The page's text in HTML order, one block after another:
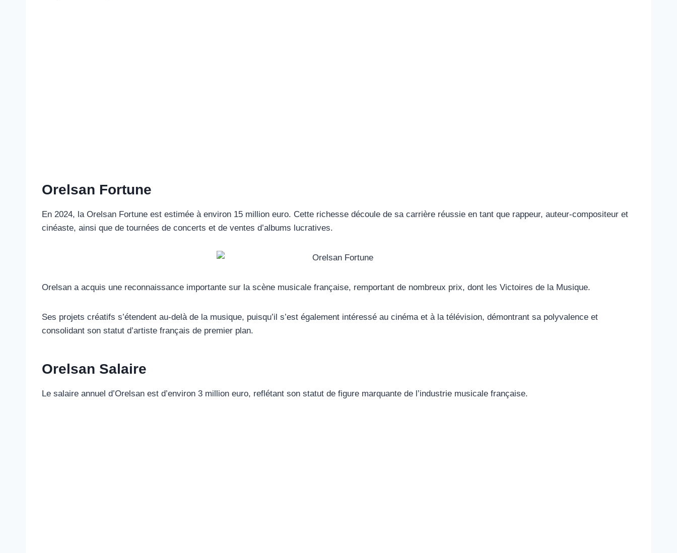
Orelsan Fortune
En 2024, la Orelsan Fortune est estimée à environ 15 million euro. Cette richesse découle de sa carrière réussie en tant que rappeur, auteur-compositeur et
cinéaste, ainsi que de tournées de concerts et de ventes d’albums lucratives.
Orelsan a acquis une reconnaissance importante sur la scène musicale française, remportant de nombreux prix, dont les Victoires de la Musique.
Ses projets créatifs s’étendent au-delà de la musique, puisqu’il s’est également intéressé au cinéma et à la télévision, démontrant sa polyvalence et
consolidant son statut d’artiste français de premier plan.
Orelsan Salaire
Le salaire annuel d’Orelsan est d’environ 3 million euro, reflétant son statut de figure marquante de l’industrie musicale française.